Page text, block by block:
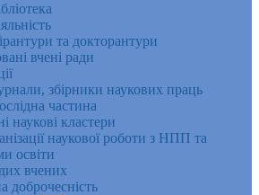
та докторантури
вчені ради
збірники наукових праць
частина
наукові кластери
наукової роботи з НПП та
освіти
вчених
доброчесність